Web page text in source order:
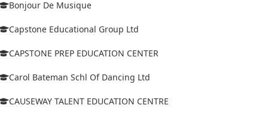
Bonjour De Musique
Capstone Educational Group Ltd
CAPSTONE PREP EDUCATION CENTER
Carol Bateman Schl Of Dancing Ltd
CAUSEWAY TALENT EDUCATION CENTRE